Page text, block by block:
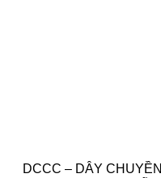
DCCC – DÂY CHUYỀN